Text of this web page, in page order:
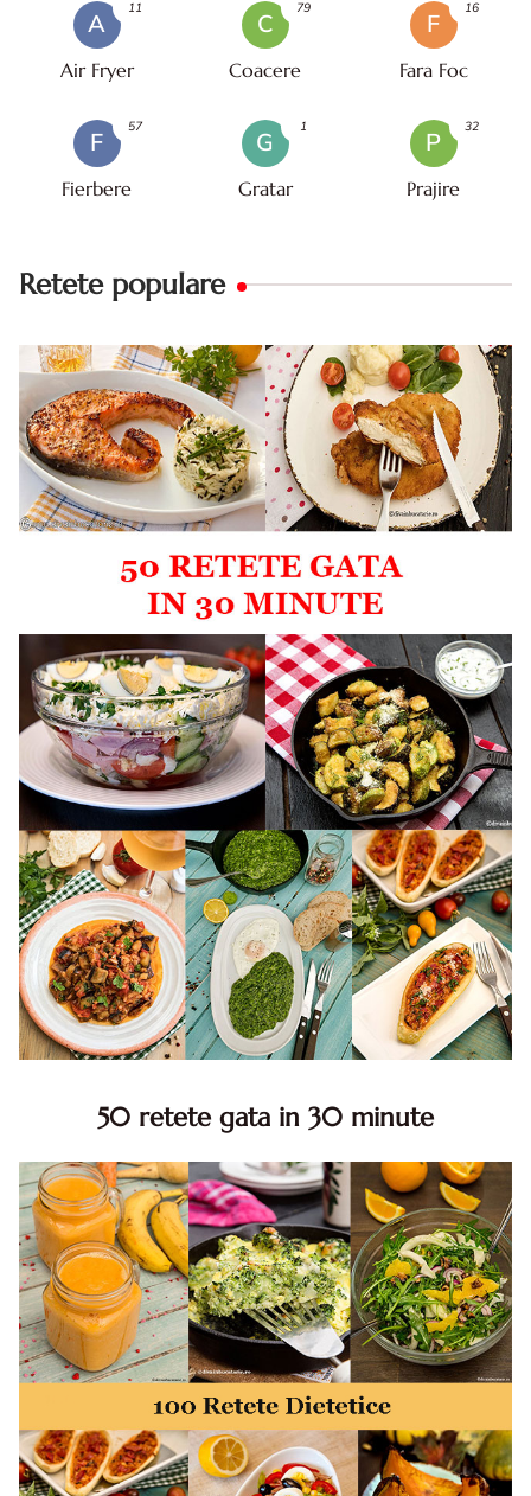
A
Air Fryer
11
C
Coacere
79
F
Fara Foc
16
F
Fierbere
57
G
Gratar
1
P
Prajire
32
Retete populare
50 retete gata in 30 minute
minute. Retete rapide. Retete rapide de mancare. Idei
retete mancare rapid